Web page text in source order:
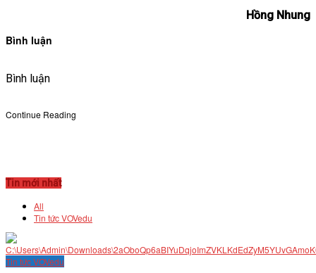
Hồng Nhung
Bình luận
Bình luận
Continue Reading
Tin mới nhất
All
Tin tức VOVedu
Tin tức VOVedu